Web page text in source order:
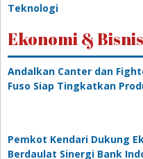
Teknologi
Ekonomi & Bisnis
Andalkan Canter dan
Fuso Siap Tingkatkan
Pemkot Kendari Dukung
Berdaulat Sinergi Bank